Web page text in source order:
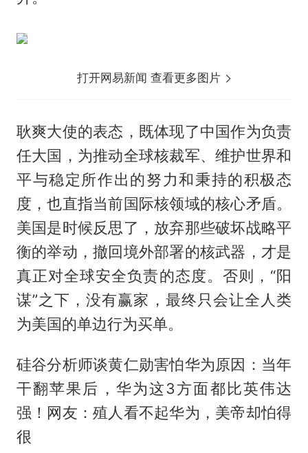
打开网易新闻 查看更多图片
耿爽大使的表态，既体现了中国作为负责
任大国，为推动全球核裁军、维护世界和
平与稳定所作出的努力和秉持的积极态
度，也直指当前国际核领域的核心矛盾。
美国是时候反思了，放弃那些破坏战略平
衡的举动，撤回境外部署的核武器，才是
真正对全球安全负责的态度。否则，“阳
谋”之下，没有赢家，最终只会让全人类
为美国的单边行为买单。
硅谷分析师谈黄仁勋害怕华为原因：当年
干翻苹果后，华为这3方面都比英伟达
强！网友：殖人看不起华为，美帝却怕得
很